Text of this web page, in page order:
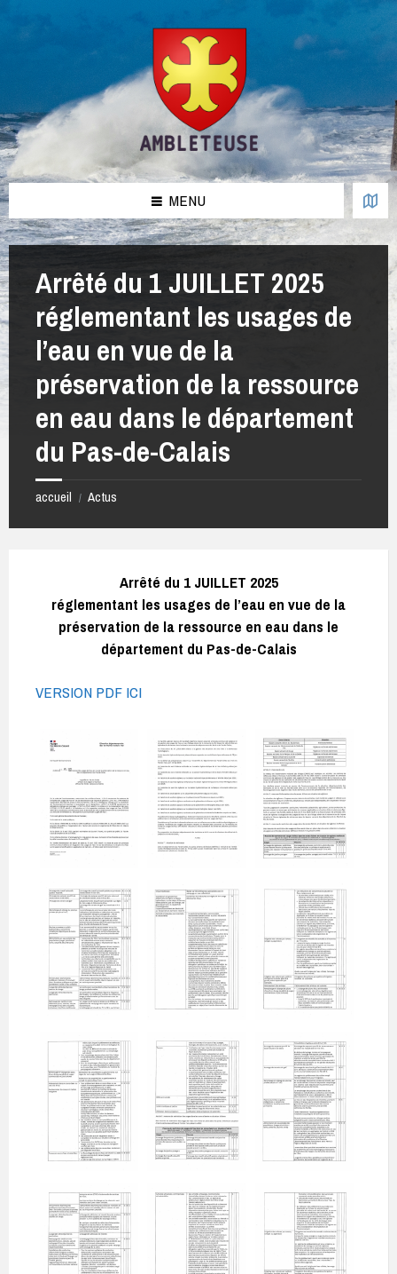
contenu
gauche
droite
pied
MENU
Arrêté du 1 JUILLET 2025
réglementant les usages de
l’eau en vue de la
préservation de la ressource
en eau dans le département
du Pas-de-Calais
accueil / Actus
Arrêté du 1 JUILLET 2025
réglementant les usages de l’eau en vue de la
préservation de la ressource en eau dans le
département du Pas-de-Calais
VERSION PDF ICI